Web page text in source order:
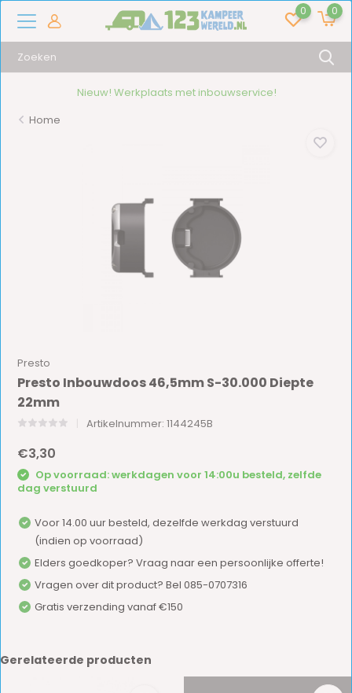
0 0
Nieuw! Werkplaats met inbouwservice!
Home
Presto
Presto Inbouwdoos 46,5mm S-30.000 Diepte
22mm
Artikelnummer: 1144245B
€3,30
Op voorraad: werkdagen voor 14:00u besteld, zelfde
dag verstuurd
Voor 14.00 uur besteld, dezelfde werkdag verstuurd
(indien op voorraad)
Elders goedkoper? Vraag naar een persoonlijke offerte!
Vragen over dit product? Bel 085-0707316
Gratis verzending vanaf €150
Gerelateerde producten